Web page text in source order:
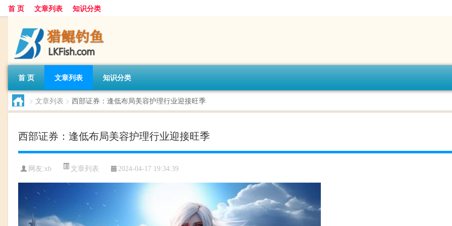
首 页 文章列表 知识分类
首 页 文章列表 知识分类
> 文章列表 > 西部证券：逢低布局美容护理行业迎接旺季
西部证券：逢低布局美容护理行业迎接旺季
网友:xb 文章列表 2024-04-17 19:34:39